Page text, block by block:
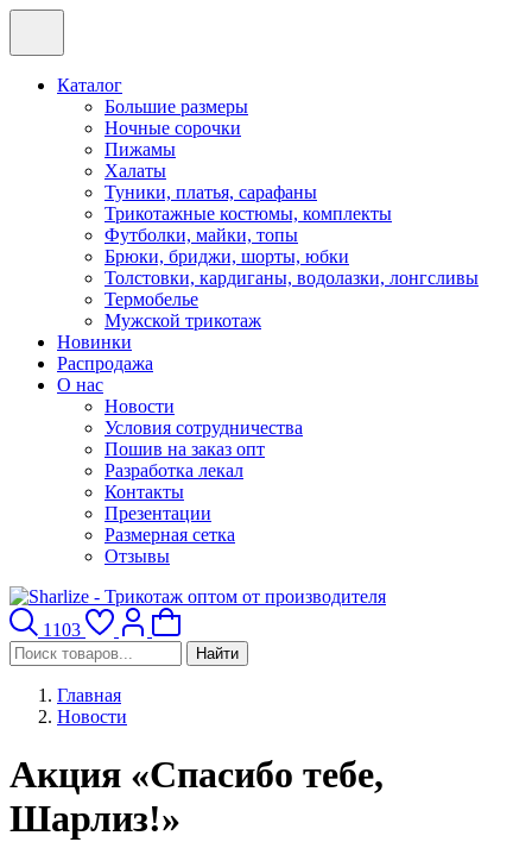
Каталог
Большие размеры
Ночные сорочки
Пижамы
Халаты
Туники, платья, сарафаны
Трикотажные костюмы, комплекты
Футболки, майки, топы
Брюки, бриджи, шорты, юбки
Толстовки, кардиганы, водолазки, лонгсливы
Термобелье
Мужской трикотаж
Новинки
Распродажа
О нас
Новости
Условия сотрудничества
Пошив на заказ опт
Разработка лекал
Контакты
Презентации
Размерная сетка
Отзывы
1103
Найти
Главная
Новости
Акция «Спасибо тебе,
Шарлиз!»